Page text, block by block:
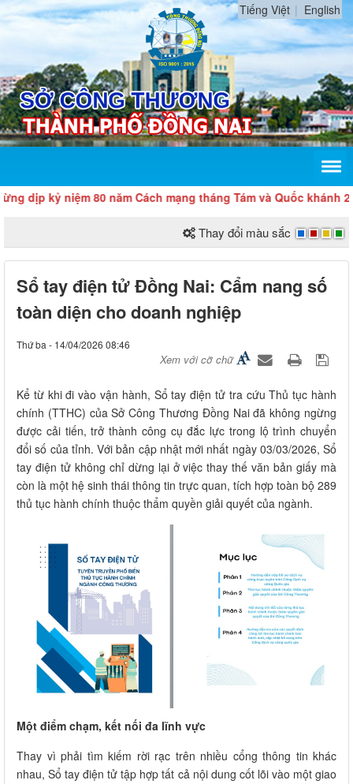
Tiếng Việt English
niệm 80 năm Cách mạng tháng Tám và Quốc khánh 2/9
Thay đổi màu sắc
Sổ tay điện tử Đồng Nai: Cẩm nang số
toàn diện cho doanh nghiệp
Thứ ba - 14/04/2026 08:46
Xem với cỡ chữ
Kể từ khi đi vào vận hành, Sổ tay điện tử tra cứu Thủ tục hành
chính (TTHC) của Sở Công Thương Đồng Nai đã không ngừng
được cải tiến, trở thành công cụ đắc lực trong lộ trình chuyển
đổi số của tỉnh. Với bản cập nhật mới nhất ngày 03/03/2026, Sổ
tay điện tử không chỉ dừng lại ở việc thay thế văn bản giấy mà
còn là một hệ sinh thái thông tin trực quan, tích hợp toàn bộ 289
thủ tục hành chính thuộc thẩm quyền giải quyết của ngành.
Một điểm chạm, kết nối đa lĩnh vực
Thay vì phải tìm kiếm rời rạc trên nhiều cổng thông tin khác
nhau, Sổ tay điện tử tập hợp tất cả nội dung cốt lõi vào một giao